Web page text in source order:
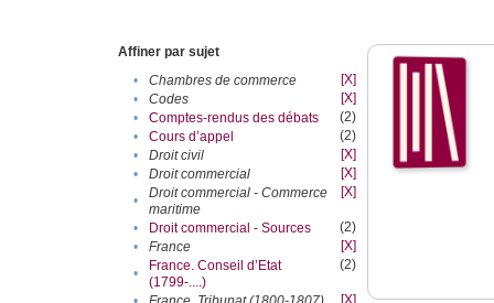
Affiner par sujet
•
Chambres de commerce
[X]
•
Codes
[X]
•
Comptes-rendus des débats
(2)
•
Cours d’appel
(2)
•
Droit civil
[X]
•
Droit commercial
[X]
•
Droit commercial - Commerce
maritime
[X]
• Droit commercial - Sources
(2)
•
France
[X]
•
France. Conseil d’Etat
(1799-....)
(2)